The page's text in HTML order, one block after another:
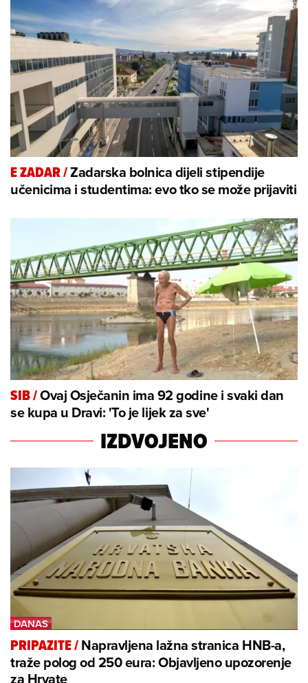
E ZADAR/Zadarska bolnica dijeli stipendije
učenicima i studentima: evo tko se može prijaviti
SIB/Ovaj Osječanin ima 92 godine i svaki dan
se kupa u Dravi: 'To je lijek za sve'
IZDVOJENO
PRIPAZITE/Napravljena lažna stranica HNB-a,
traže polog od 250 eura: Objavljeno upozorenje
za Hrvate